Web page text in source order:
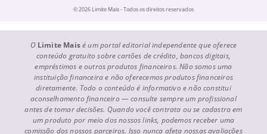
© 2026 Limite Mais - Todos os direitos reservados
O Limite Maisé um portal editorial independente que oferece
conteúdo gratuito sobre cartões de crédito, bancos digitais,
empréstimos e outros produtos financeiros. Não somos uma
instituição financeira e não oferecemos produtos financeiros
diretamente. Todo o conteúdo é informativo e não constitui
aconselhamento financeiro — consulte sempre um profissional
antes de tomar decisões. Quando você contrata ou se cadastra em
um produto por meio dos nossos links, podemos receber uma
comissão dos nossos parceiros. Isso nunca afeta nossas avaliações